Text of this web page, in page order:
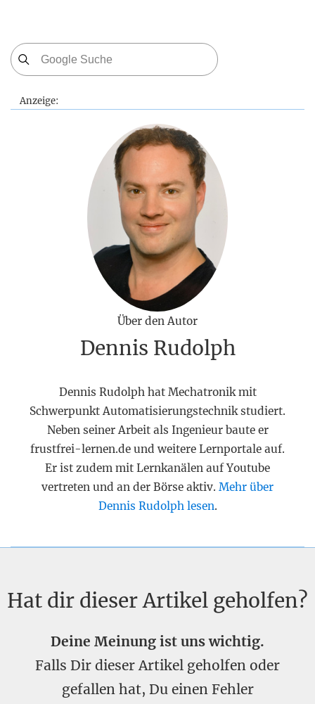
Anzeige:
Über den Autor
Dennis Rudolph
Dennis Rudolph hat Mechatronik mit
Schwerpunkt Automatisierungstechnik studiert.
Neben seiner Arbeit als Ingenieur baute er
frustfrei-lernen.de und weitere Lernportale auf.
Er ist zudem mit Lernkanälen auf Youtube
vertreten und an der Börse aktiv. Mehr über
Dennis Rudolph lesen.
Hat dir dieser Artikel geholfen?
Deine Meinung ist uns wichtig.
Falls Dir dieser Artikel geholfen oder
gefallen hat, Du einen Fehler